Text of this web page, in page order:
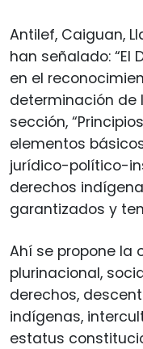
Antilef, Caiguan,
han señalado: “El
en el
determinación de
sección,
elementos
jurídico-político-
derechos
garantizados y
Ahí se propone la
plurinacional,
derechos,
indígenas,
estatus